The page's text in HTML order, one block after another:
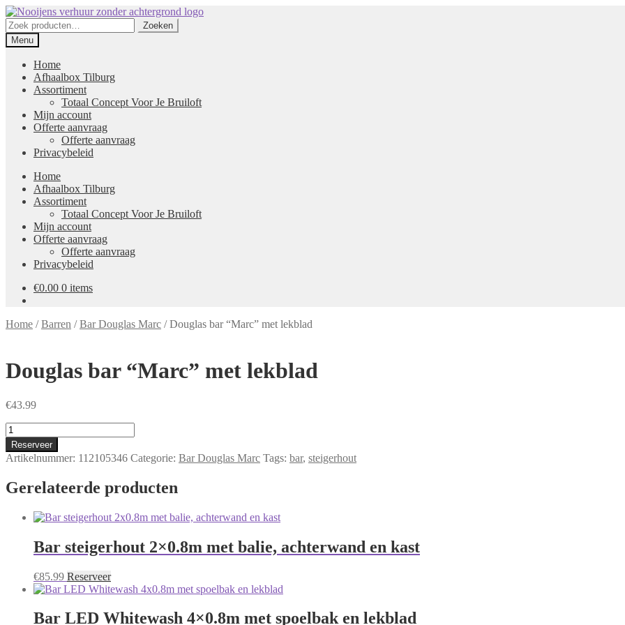
Ga
door
naar
navigatie
Ga
naar
de
inhoud
Zoeken
naar:
Zoeken
Menu
Home
Afhaalbox Tilburg
Assortiment
Totaal Concept Voor Je Bruiloft
Mijn account
Offerte aanvraag
Offerte aanvraag
Privacybeleid
Home
Afhaalbox Tilburg
Assortiment
Totaal Concept Voor Je Bruiloft
Mijn account
Offerte aanvraag
Offerte aanvraag
Privacybeleid
€0.00 0 items
Home /Barren /Bar Douglas Marc /Douglas bar “Marc” met lekblad
Douglas bar “Marc” met lekblad
€43.99
Douglas
bar
"Marc"
met
aantal
Reserveer
Artikelnummer: 112105346 Categorie: Bar Douglas Marc Tags: bar, steigerhout
Gerelateerde producten
Bar steigerhout 2×0.8m met balie, achterwand en kast
€85.99 Reserveer
Bar LED Whitewash 4×0.8m met spoelbak en lekblad